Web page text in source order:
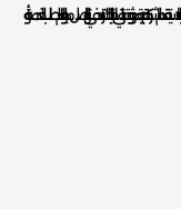
الشركة تجربة موثوقة تلبي احتياجاتك. لا تتردد في التواصل معنا اليوم لطلب الخدمة أو